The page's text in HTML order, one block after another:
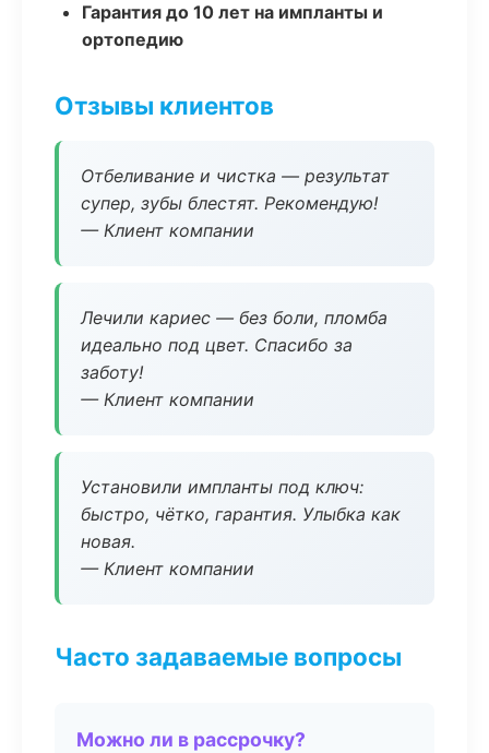
Гарантия до 10 лет на импланты и
ортопедию
Отзывы клиентов
Отбеливание и чистка — результат
супер, зубы блестят. Рекомендую!
— Клиент компании
Лечили кариес — без боли, пломба
идеально под цвет. Спасибо за
заботу!
— Клиент компании
Установили импланты под ключ:
быстро, чётко, гарантия. Улыбка как
новая.
— Клиент компании
Часто задаваемые вопросы
Можно ли в рассрочку?